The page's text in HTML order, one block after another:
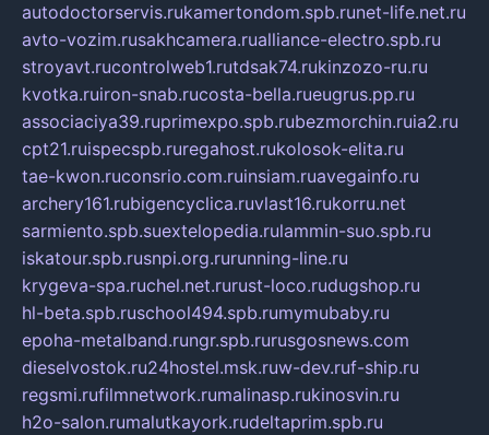
autodoctorservis.rukamertondom.spb.runet-life.net.ru
avto-vozim.rusakhcamera.rualliance-electro.spb.ru
stroyavt.rucontrolweb1.rutdsak74.rukinzozo-ru.ru
kvotka.ruiron-snab.rucosta-bella.rueugrus.pp.ru
associaciya39.ruprimexpo.spb.rubezmorchin.ruia2.ru
cpt21.ruispecspb.ruregahost.rukolosok-elita.ru
tae-kwon.ruconsrio.com.ruinsiam.ruavegainfo.ru
archery161.rubigencyclica.ruvlast16.rukorru.net
sarmiento.spb.suextelopedia.rulammin-suo.spb.ru
iskatour.spb.rusnpi.org.rurunning-line.ru
krygeva-spa.ruchel.net.rurust-loco.rudugshop.ru
hl-beta.spb.ruschool494.spb.rumymubaby.ru
epoha-metalband.rungr.spb.rurusgosnews.com
dieselvostok.ru24hostel.msk.ruw-dev.ruf-ship.ru
regsmi.rufilmnetwork.rumalinasp.rukinosvin.ru
h2o-salon.rumalutkayork.rudeltaprim.spb.ru